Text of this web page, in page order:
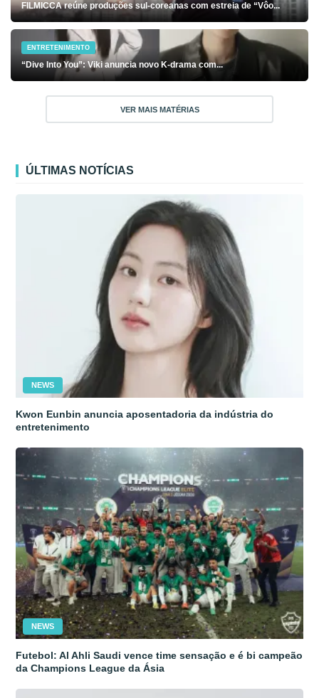
FILMICCA reúne produções sul-coreanas com estreia de “Vôo...
ENTRETENIMENTO
“Dive Into You”: Viki anuncia novo K-drama com...
VER MAIS MATÉRIAS
ÚLTIMAS NOTÍCIAS
NEWS
Kwon Eunbin anuncia aposentadoria da indústria do
entretenimento
NEWS
Futebol: Al Ahli Saudi vence time sensação e é bi campeão
da Champions League da Ásia